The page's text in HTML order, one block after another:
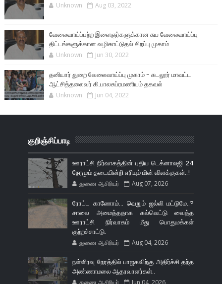
Unknown Aug 03, 2022
வேலைவாய்ப்பற்ற இளைஞர்களுக்கான சுய வேலைவாய்ப்பு
திட்டங்களுக்கான வழிகாட்டுதல் சிறப்பு முகாம்
Unknown Jun 30, 2022
தனியார் துறை வேலைவாய்ப்பு முகாம் - கடலூர் மாவட்ட
ஆட்சித்தலைவர் கி.பாலசுப்ரமணியம் தகவல்
Unknown Jun 04, 2022
குறிஞ்சிப்பாடி
ஊராட்சி நிர்வாகத்தின் புதிய டெக்னாலஜி 24
நேரமும் தடையின்றி எரியும் மின் விளக்குகள்..!
துணை ஆசிரியர் Aug 07, 2026
ரோட்ட காணோம்... வெறும் ஜல்லி மட்டுமே..?
சாலை அமைத்ததாக கல்வெட்டு வைத்த
ஊராட்சி நிர்வாகம் மீது பொதுமக்கள்
குற்றச்சாட்டு.
துணை ஆசிரியர் Aug 04, 2026
நள்ளிரவு நேரத்தில் பாஜகவிற்கு அதிர்ச்சி தந்த
அண்ணாமலை ஆதரவாளர்கள்..
துணை ஆசிரியர் Jun 04, 2026